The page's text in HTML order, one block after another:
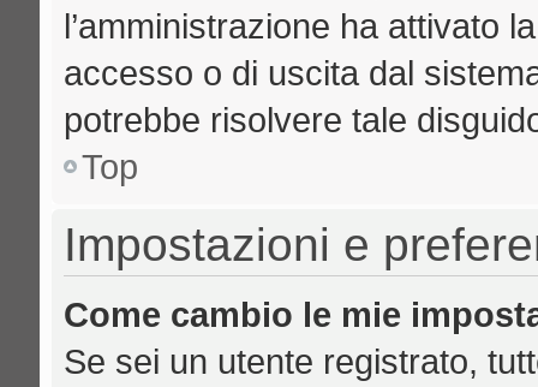
l’amministrazione ha attivato
accesso o di uscita dal
potrebbe risolvere tale
Top
Impostazioni e
Come cambio le mie
Se sei un utente registrato,